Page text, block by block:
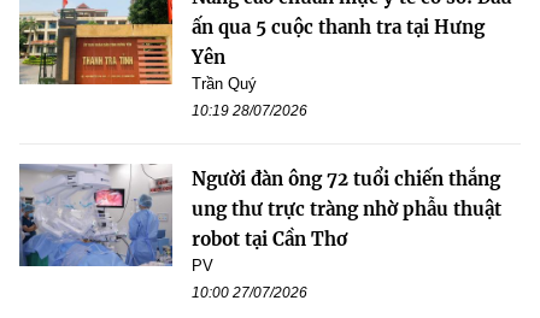
ấn qua 5 cuộc thanh tra tại Hưng
Yên
Trần Quý
10:19 28/07/2026
Người đàn ông 72 tuổi chiến thắng
ung thư trực tràng nhờ phẫu thuật
robot tại Cần Thơ
PV
10:00 27/07/2026